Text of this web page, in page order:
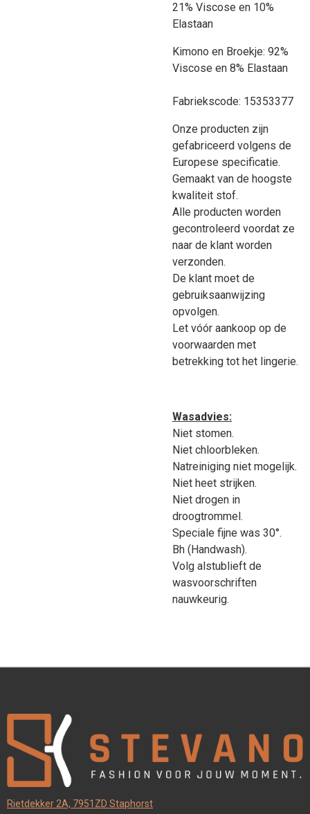
21% Viscose en 10%
Elastaan
Kimono en Broekje: 92%
Viscose en 8% Elastaan
Fabriekscode: 15353377
Onze producten zijn
gefabriceerd volgens de
Europese specificatie.
Gemaakt van de hoogste
kwaliteit stof.
Alle producten worden
gecontroleerd voordat ze
naar de klant worden
verzonden.
De klant moet de
gebruiksaanwijzing
opvolgen.
Let vóór aankoop op de
voorwaarden met
betrekking tot het lingerie.
Wasadvies:
Niet stomen.
Niet chloorbleken.
Natreiniging niet mogelijk.
Niet heet strijken.
Niet drogen in
droogtrommel.
Speciale fijne was 30°.
Bh (Handwash).
Volg alstublieft de
wasvoorschriften
nauwkeurig.
Rietdekker 2A, 7951ZD Staphorst